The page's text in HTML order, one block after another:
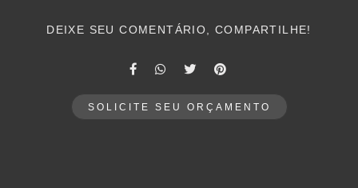
DEIXE SEU COMENTÁRIO, COMPARTILHE!
SOLICITE SEU ORÇAMENTO